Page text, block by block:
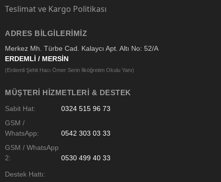
Teslimat ve Kargo Politikası
ADRES BILGILERIMIZ
Merkez Mh. Türbe Cad. Kalaycı Apt. Altı No: 52/A
ERDEMLİ / MERSİN
(Erdemli Şehit Hacı Ömer Serin İlköğretim Okulu Yanı)
MÜŞTERI HIZMETLERI & DESTEK
Sabit Hat:
0324 515 96 73
GSM /
WhatsApp:
0542 303 03 33
GSM / WhatsApp
2:
0530 499 40 33
Destek Hattı: